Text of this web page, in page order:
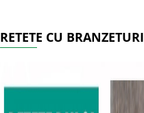
RETETE CU BRANZETURI